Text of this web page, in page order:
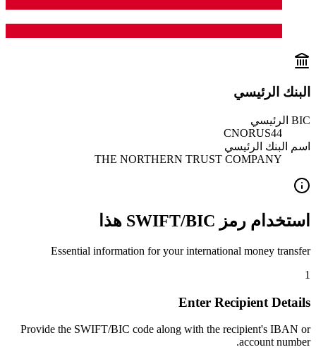
البنك الرئيسي
BIC الرئيسي
CNORUS44
اسم البنك الرئيسي
THE NORTHERN TRUST COMPANY
استخدام رمز SWIFT/BIC هذا
Essential information for your international money transfer
1
Enter Recipient Details
Provide the SWIFT/BIC code along with the recipient's IBAN or
account number.